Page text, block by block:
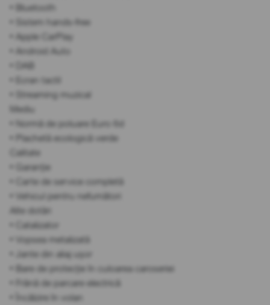
• Bluetooth
• Sistem hands-free
• Apple CarPlay
• Android Auto
• DAB
• Ecran tactil
• Streaming muzical
Mediu
• Normă de poluare Euro 6d
• Plachetă ecologică verde
Calitate
• Garanție
• Carte de service completă
• Vehicul pentru nefumători
Alte dotări
• Catalizator
• Vopsea metalizată
• Jante din aliaj ușor
• Bare de protecție în culoarea caroseriei
• Frână de parcare electrică
• Încălzire în volan